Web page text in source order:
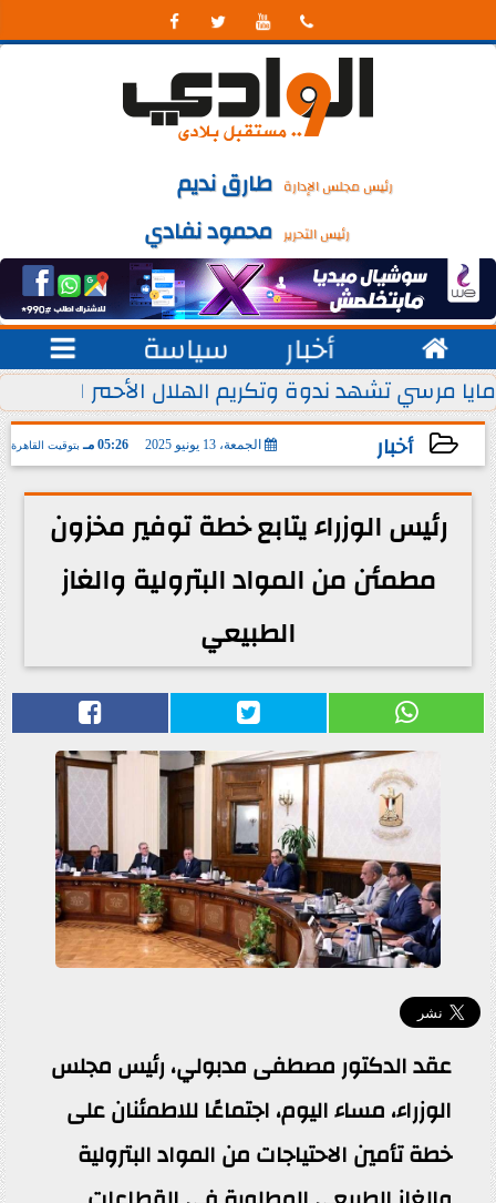
   
رئيس مجلس الإدارة طارق نديم
رئيس التحرير محمود نفادي
 أخبار سياسة 
يوليو من كل عام
مايا مرسي تشهد ندوة وتكريم الهلال الأحمر
أخبار الجمعة، 13 يونيو 2025 05:26 مـ بتوقيت القاهرة
2025-06-13 17:26:22
رئيس الوزراء يتابع خطة توفير مخزون
مطمئن من المواد البترولية والغاز
الطبيعي
عقد الدكتور مصطفى مدبولي، رئيس مجلس
الوزراء، مساء اليوم، اجتماعًا للاطمئنان على
خطة تأمين الاحتياجات من المواد البترولية